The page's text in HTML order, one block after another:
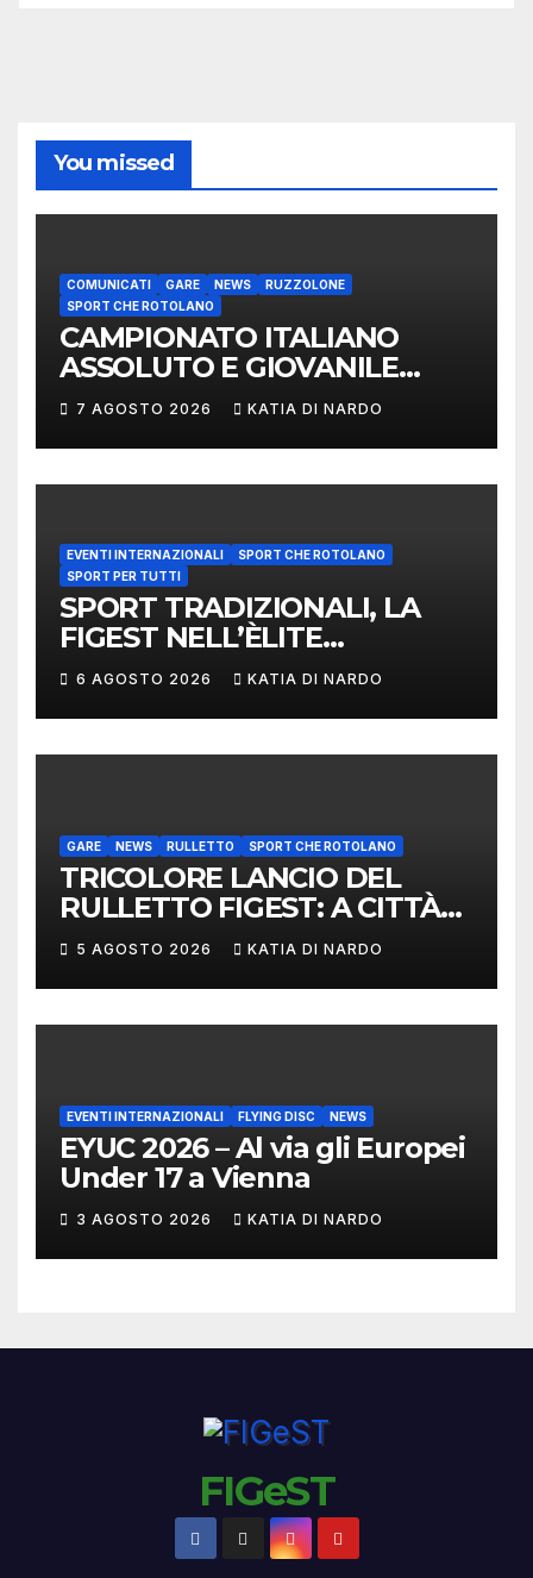
You missed
COMUNICATI GARE NEWS
RUZZOLONE
SPORT CHE ROTOLANO
CAMPIONATO ITALIANO
ASSOLUTO E GIOVANILE
LANCIO DEL RUZZOLONE
7 AGOSTO 2026 KATIA DI NARDO
EVENTI INTERNAZIONALI
SPORT CHE ROTOLANO
SPORT PER TUTTI
SPORT TRADIZIONALI, LA
FIGEST NELL’ÈLITE
MONDIALE: LA
DELEGAZIONE ITALIANA
PROTAGONISTA AL
CONVEGNO TAFISA A
6 AGOSTO 2026 KATIA DI NARDO
GARE NEWS RULLETTO SPORT CHE ROTOLANO
TRICOLORE LANCIO DEL
RULLETTO FIGEST: A CITTÀ
DI CASTELLO VINCONO
MARCHIGIANI ED UMBRI
5 AGOSTO 2026 KATIA DI NARDO
EVENTI INTERNAZIONALI FLYING DISC NEWS
EYUC 2026 – Al via gli Europei
Under 17 a Vienna
3 AGOSTO 2026 KATIA DI NARDO
FIGeST